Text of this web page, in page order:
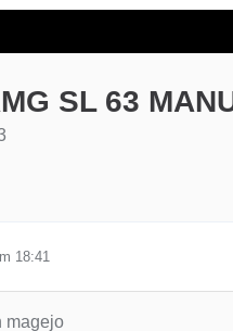
SL 63
18:41
magejo